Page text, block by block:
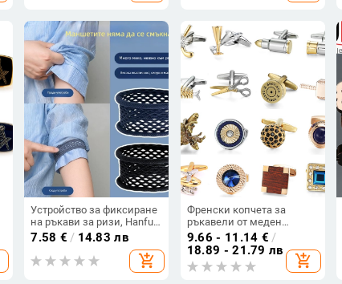
Устройство за фиксиране
на ръкави за ризи, Hanfu
и дамски костюми; лента
за стягане на маншета;
регулиране от дълго към
късо; висока еластичност;
7.58 € / 14.83 лв
add_shopping_cart
Френски копчета за
ръкавели от меден
материал, злато и сребро,
двуцветни, кристални
копчета за ръкавели,
нокти, куршум,
9.66 - 11.14 € /
18.89 - 21.79 лв
add_shopping_cart